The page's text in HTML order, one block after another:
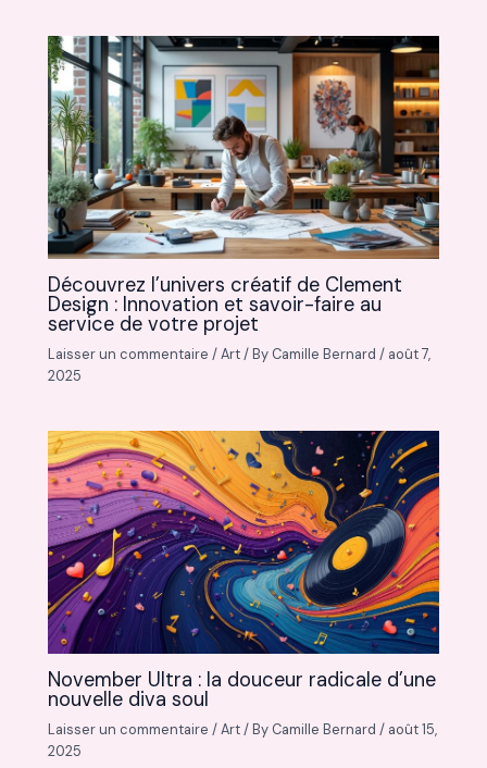
Découvrez l’univers créatif de Clement
Design : Innovation et savoir-faire au
service de votre projet
Laisser un commentaire /Art/ By Camille Bernard/ août 7,
2025
November Ultra : la douceur radicale d’une
nouvelle diva soul
Laisser un commentaire /Art/ By Camille Bernard/ août 15,
2025